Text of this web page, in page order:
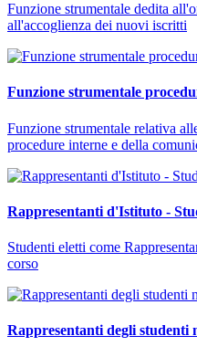
Funzione strumentale dedita
all'accoglienza dei nuovi iscritti
Funzione strumentale
Funzione strumentale relativa
procedure interne e della
Rappresentanti d'Istituto -
Studenti eletti come
corso
Rappresentanti degli studenti